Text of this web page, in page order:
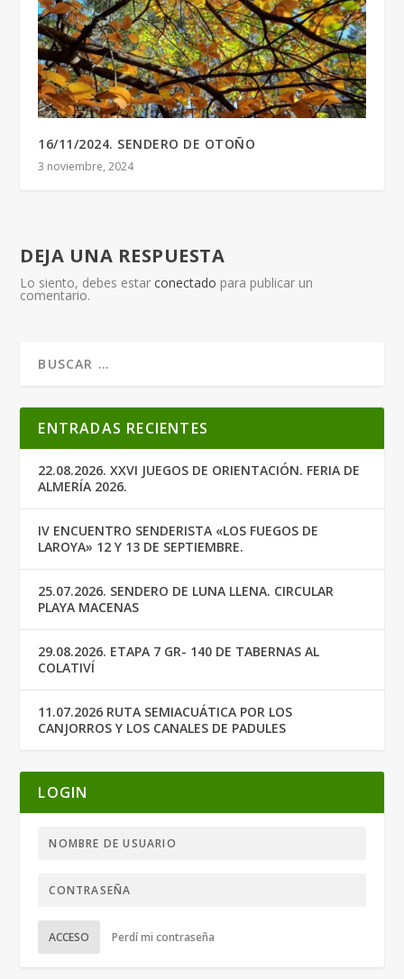
16/11/2024. SENDERO DE OTOÑO
3 noviembre, 2024
DEJA UNA RESPUESTA
Lo siento, debes estarconectado para publicar un
comentario.
ENTRADAS RECIENTES
22.08.2026. XXVI JUEGOS DE ORIENTACIÓN. FERIA DE
ALMERÍA 2026.
IV ENCUENTRO SENDERISTA «LOS FUEGOS DE
LAROYA» 12 Y 13 DE SEPTIEMBRE.
25.07.2026. SENDERO DE LUNA LLENA. CIRCULAR
PLAYA MACENAS
29.08.2026. ETAPA 7 GR- 140 DE TABERNAS AL
COLATIVÍ
11.07.2026 RUTA SEMIACUÁTICA POR LOS
CANJORROS Y LOS CANALES DE PADULES
LOGIN
ACCESO Perdí mi contraseña